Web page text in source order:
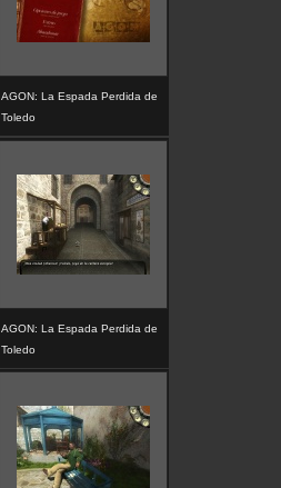
AGON: La Espada Perdida de
Toledo
AGON: La Espada Perdida de
Toledo